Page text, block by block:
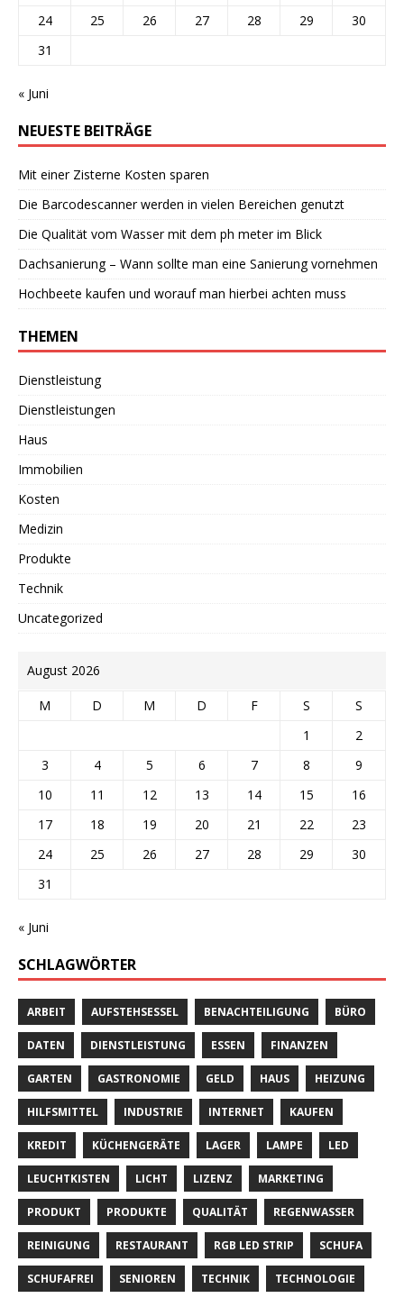
24
25 26 27 28 29
30
31
« Juni
NEUESTE BEITRÄGE
Mit einer Zisterne Kosten sparen
Die Barcodescanner werden in vielen Bereichen genutzt
Die Qualität vom Wasser mit dem ph meter im Blick
Dachsanierung – Wann sollte man eine Sanierung vornehmen
Hochbeete kaufen und worauf man hierbei achten muss
THEMEN
Dienstleistung
Dienstleistungen
Haus
Immobilien
Kosten
Medizin
Produkte
Technik
Uncategorized
August 2026
M D M D F S
S
1
2
3
4 5 6 7 8
9
10
11 12 13 14 15
16
17
18 19 20 21 22
23
24
25 26 27 28 29
30
31
« Juni
SCHLAGWÖRTER
ARBEIT AUFSTEHSESSEL BENACHTEILIGUNG BÜRO
DATEN DIENSTLEISTUNG ESSEN FINANZEN
GARTEN GASTRONOMIE GELD HAUS HEIZUNG
HILFSMITTEL INDUSTRIE INTERNET KAUFEN
KREDIT KÜCHENGERÄTE LAGER LAMPE LED
LEUCHTKISTEN LICHT LIZENZ MARKETING
PRODUKT PRODUKTE QUALITÄT REGENWASSER
REINIGUNG RESTAURANT RGB LED STRIP SCHUFA
SCHUFAFREI SENIOREN TECHNIK TECHNOLOGIE